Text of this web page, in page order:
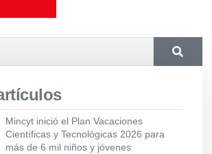
Mincyt inició el Plan Vacaciones
Científicas y Tecnológicas 2026 para
más de 6 mil niños y jóvenes